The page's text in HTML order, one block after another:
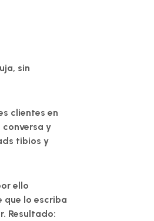
sin
clientes en
y
tibios y
ello
que lo escriba
Resultado: